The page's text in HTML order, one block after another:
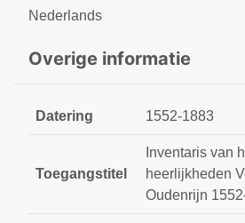
Nederlands
Overige informatie
Datering 1552-1883
Toegangstitel
Inventaris van
heerlijkheden
Oudenrijn